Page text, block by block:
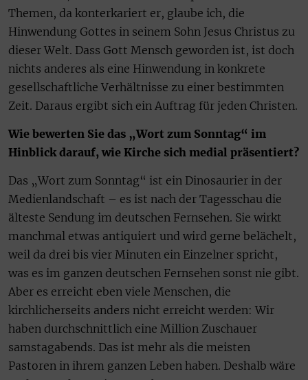
Themen, da konterkariert er, glaube ich, die
Hinwendung Gottes in seinem Sohn Jesus Christus zu
dieser Welt. Dass Gott Mensch geworden ist, ist doch
nichts anderes als eine Hinwendung in konkrete
gesellschaftliche Verhältnisse zu einer bestimmten
Zeit. Daraus ergibt sich ein Auftrag für jeden Christen.
Wie bewerten Sie das „Wort zum Sonntag“ im
Hinblick darauf, wie Kirche sich medial präsentiert?
Das „Wort zum Sonntag“ ist ein Dinosaurier in der
Medienlandschaft – es ist nach der Tagesschau die
älteste Sendung im deutschen Fernsehen. Sie wirkt
manchmal etwas antiquiert und wird gerne belächelt,
weil da drei bis vier Minuten ein Einzelner spricht,
was es im ganzen deutschen Fernsehen sonst nie gibt.
Aber es erreicht eben viele Menschen, die
kirchlicherseits anders nicht erreicht werden: Wir
haben durchschnittlich eine Million Zuschauer
samstagabends. Das ist mehr als die meisten
Pastoren in ihrem ganzen Leben haben. Deshalb wäre